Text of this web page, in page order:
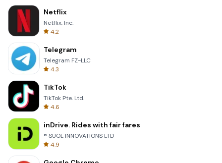
Netflix
Netflix, Inc.
4.2
Telegram
Telegram FZ-LLC
4.3
TikTok
TikTok Pte. Ltd.
4.6
inDrive. Rides with fair fares
® SUOL INNOVATIONS LTD
4.9